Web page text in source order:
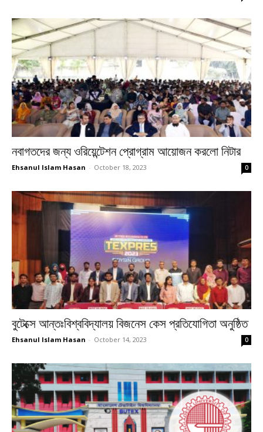
নবাগতদের জন্য ওরিয়েন্টেশন প্রোগ্রাম আয়োজন করলো নিটার
Ehsanul Islam Hasan - October 18, 2023 0
বুটেক্সে আন্তঃবিশ্ববিদ্যালয় বিজনেস কেস প্রতিযোগিতা অনুষ্ঠিত
Ehsanul Islam Hasan - October 14, 2023 0